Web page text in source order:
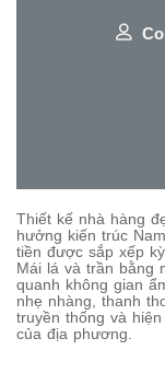
Thiết kế nhà hàng
hưởng kiến trúc
tiền được sắp xếp
Mái lá và trần bằng
quanh không gian
nhẹ nhàng, thanh
truyền thống và
của địa phương.